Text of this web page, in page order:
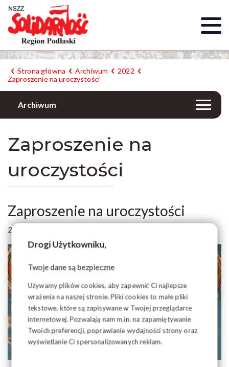
Drogi Użytkowniku,
Twoje dane są bezpieczne
Używamy plików cookies, aby zapewnić Ci najlepsze
wrażenia na naszej stronie. Pliki cookies to małe pliki
tekstowe, które są zapisywane w Twojej przeglądarce
internetowej. Pozwalają nam m.in. na zapamiętywanie
Twoich preferencji, poprawianie wydajności strony oraz
wyświetlanie Ci spersonalizowanych reklam.
Strona główna Archiwum
2022
Zaproszenie na uroczystości
Archiwum
Zaproszenie na
uroczystości
Zaproszenie na uroczystości
28 lutego 2022